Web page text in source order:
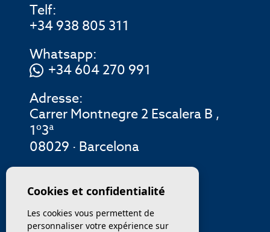
Telf:
+34 938 805 311
Whatsapp:
+34 604 270 991
Adresse:
Carrer Montnegre 2 Escalera B ,
1º3ª
08029 · Barcelona
MENU
ENTREPRISE
Cookies et confidentialité
Les cookies vous permettent de
personnaliser votre expérience sur